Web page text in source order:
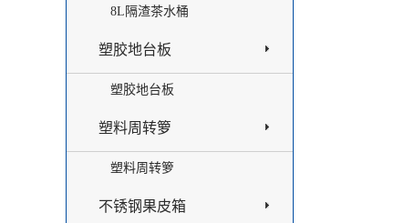
8L隔渣茶水桶
塑胶地台板
塑胶地台板
塑料周转箩
塑料周转箩
不锈钢果皮箱